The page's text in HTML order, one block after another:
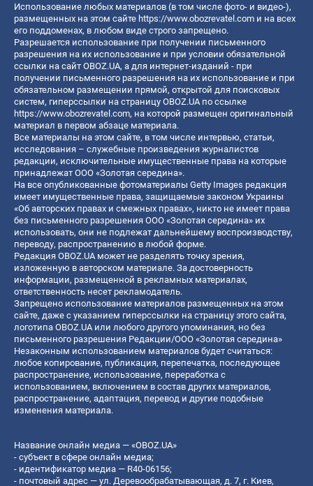
Использование любых материалов (в том числе фото- и видео-),
размещенных на этом сайте https://www.obozrevatel.com и на всех
его поддоменах, в любом виде строго запрещено.
Разрешается использование при получении письменного
разрешения на их использование и при условии обязательной
ссылки на сайт OBOZ.UA, а для интернет-изданий - при
получении письменного разрешения на их использование и при
обязательном размещении прямой, открытой для поисковых
систем, гиперссылки на страницу OBOZ.UA по ссылке
https://www.obozrevatel.com, на которой размещен оригинальный
материал в первом абзаце материала.
Все материалы на этом сайте, в том числе интервью, статьи,
исследования – служебные произведения журналистов
редакции, исключительные имущественные права на которые
принадлежат ООО «Золотая середина».
На все опубликованные фотоматериалы Getty Images редакция
имеет имущественные права, защищаемые законом Украины
«Об авторских правах и смежных правах», никто не имеет права
без письменного разрешения ООО «Золотая середина» их
использовать, они не подлежат дальнейшему воспроизводству,
переводу, распространению в любой форме.
Редакция OBOZ.UA может не разделять точку зрения,
изложенную в авторском материале. За достоверность
информации, размещенной в рекламных материалах,
ответственность несет рекламодатель.
Запрещено использование материалов размещенных на этом
сайте, даже с указанием гиперссылки на страницу этого сайта,
логотипа OBOZ.UA или любого другого упоминания, но без
письменного разрешения Редакции/ООО «Золотая середина»
Незаконным использованием материалов будет считаться:
любое копирование, публикация, перепечатка, последующее
распространение, использование, переработка с
использованием, включением в состав других материалов,
распространение, адаптация, перевод и другие подобные
изменения материала.
Название онлайн медиа — «OBOZ.UA»
- субъект в сфере онлайн медиа;
- идентификатор медиа — R40-06156;
- почтовый адрес — ул. Деревообрабатывающая, д. 7, г. Киев,